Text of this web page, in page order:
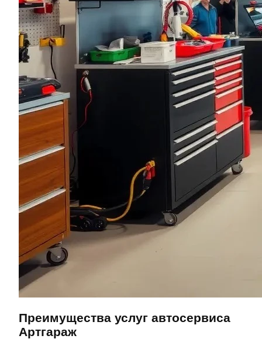
Преимущества услуг автосервиса
Артгараж